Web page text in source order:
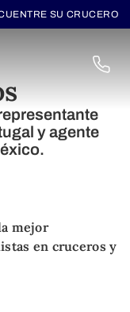
SU CRUCERO
y agente
mejor
en cruceros y